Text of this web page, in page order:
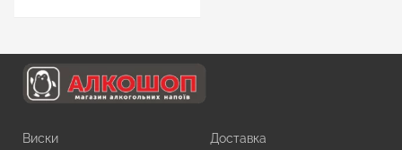
Виски
Доставка